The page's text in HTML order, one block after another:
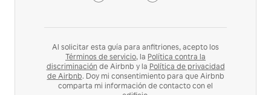
Al solicitar esta guía para anfitriones, acepto los
Términos de servicio, la Política contra la
discriminación de Airbnb y la Política de privacidad
de Airbnb. Doy mi consentimiento para que Airbnb
comparta mi información de contacto con el